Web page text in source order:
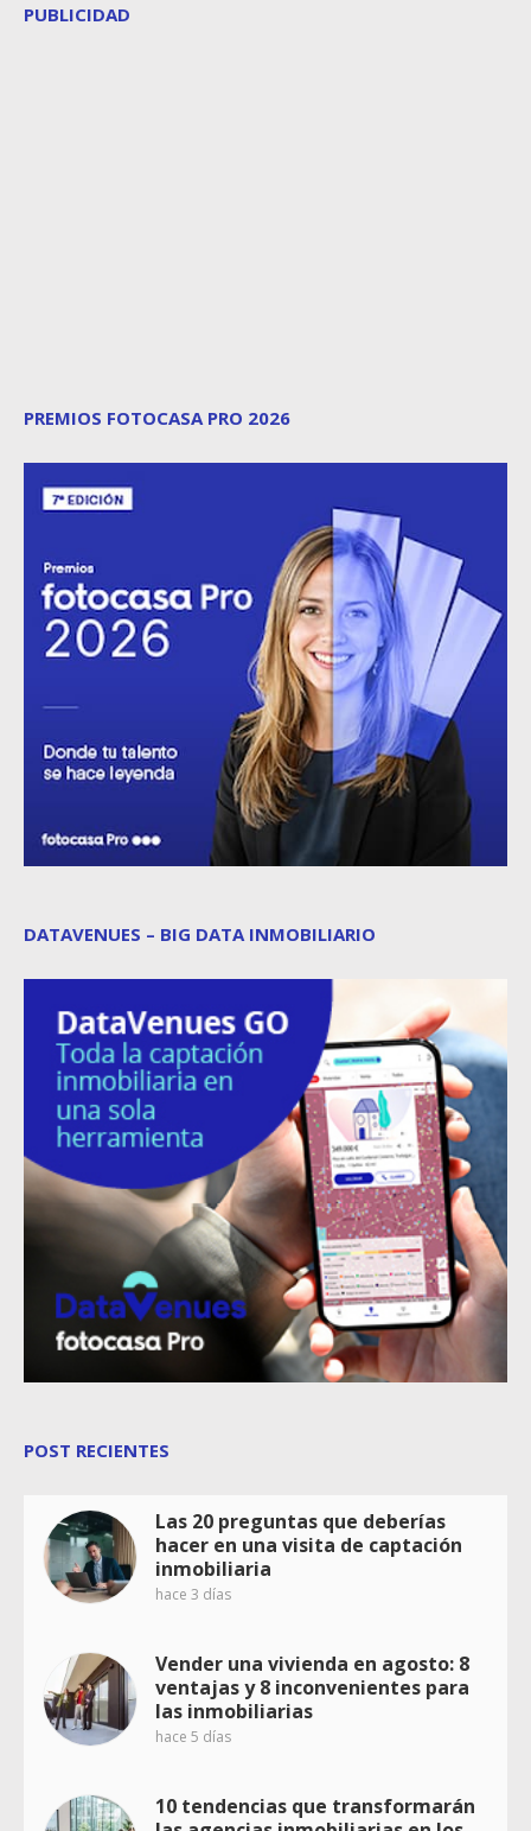
PUBLICIDAD
PREMIOS FOTOCASA PRO 2026
DATAVENUES – BIG DATA INMOBILIARIO
POST RECIENTES
Las 20 preguntas que deberías
hacer en una visita de captación
inmobiliaria
hace 3 días
Vender una vivienda en agosto: 8
ventajas y 8 inconvenientes para
las inmobiliarias
hace 5 días
10 tendencias que transformarán